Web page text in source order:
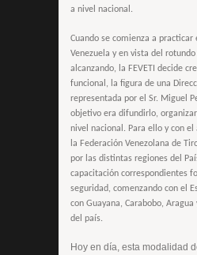
a nivel nacional.
Cuando se comienza a practicar
Venezuela y en vista del
alcanzando, la FEVETI decide
funcional, la figura de una
representada por el Sr. Miguel
objetivo era difundirlo,
nivel nacional. Para ello y con
la Federación Venezolana de
por las distintas regiones del
capacitación correspondientes
seguridad, comenzando con el
con Guayana, Carabobo,
del país.
Hoy en día, esta modalidad